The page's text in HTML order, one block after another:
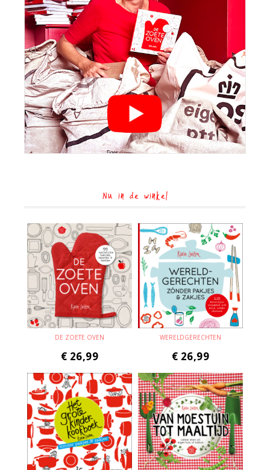
Nu in de winkel
DE ZOETE OVEN
€ 26,99
WERELDGERECHTEN
€ 26,99